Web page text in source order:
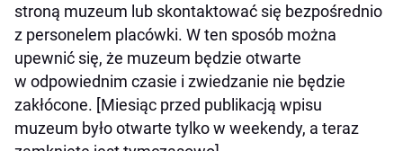
stroną muzeum lub skontaktować się bezpośrednio
z personelem placówki. W ten sposób można
upewnić się, że muzeum będzie otwarte
w odpowiednim czasie i zwiedzanie nie będzie
zakłócone. [Miesiąc przed publikacją wpisu
muzeum było otwarte tylko w weekendy, a teraz